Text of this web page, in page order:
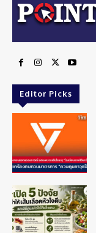
Editor Picks